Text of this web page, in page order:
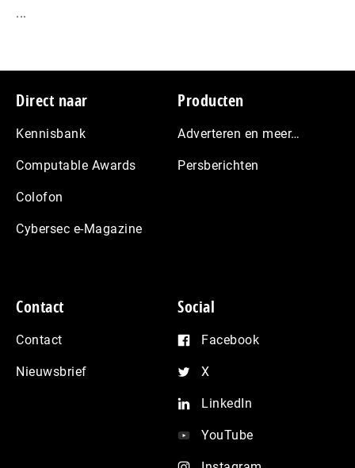
...
Footer
Direct naar
Kennisbank
Computable Awards
Colofon
Cybersec e-Magazine
Producten
Adverteren en meer…
Persberichten
Contact
Contact
Nieuwsbrief
Social
Facebook
X
LinkedIn
YouTube